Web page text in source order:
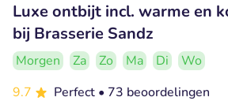
Luxe ontbijt incl. warme en
bij Brasserie Sandz
Morgen Za Zo Ma Di
Wo
9.7
Perfect • 73 beoordelingen